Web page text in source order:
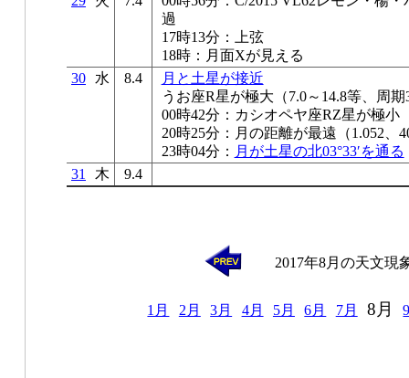
過
17時13分：上弦
18時：月面Xが見える
30
水 8.4
月と土星が接近
うお座R星が極大（7.0～14.8等、周期
00時42分：カシオペヤ座RZ星が極小
20時25分：月の距離が最遠（1.052、
23時04分： 月が土星の北03°33′を通る
31
木 9.4
2017年8月の天文現
1月 2月 3月 4月 5月 6月 7月 8月